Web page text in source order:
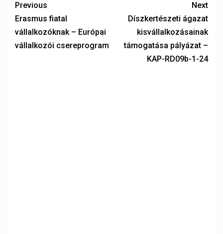
Previous
Erasmus fiatal
vállalkozóknak – Európai
vállalkozói csereprogram
Next
Díszkertészeti ágazat
kisvállalkozásainak
támogatása pályázat –
KAP-RD09b-1-24